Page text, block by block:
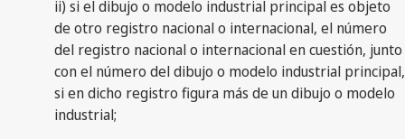
ii) si el dibujo o modelo industrial principal es objeto
de otro registro nacional o internacional, el número
del registro nacional o internacional en cuestión, junto
con el número del dibujo o modelo industrial principal,
si en dicho registro figura más de un dibujo o modelo
industrial;